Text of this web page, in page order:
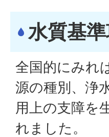
水質基
全国的にみれ
源の種別、浄
用上の支障を
れました。